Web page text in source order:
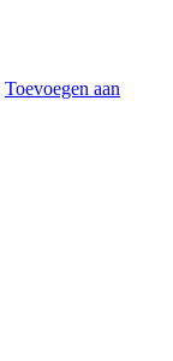
Toevoegen aan